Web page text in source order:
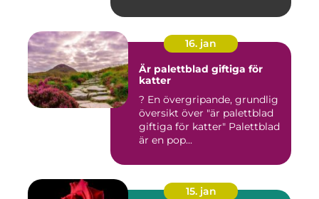
16. jan
Är palettblad giftiga för
katter
? En övergripande, grundlig
översikt över "är palettblad
giftiga för katter" Palettblad
är en pop...
15. jan